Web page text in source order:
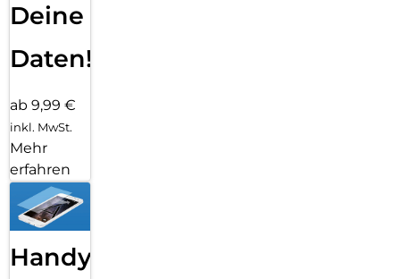
Deine
Daten!
ab 9,99 €
inkl. MwSt.
Mehr
erfahren
Handy